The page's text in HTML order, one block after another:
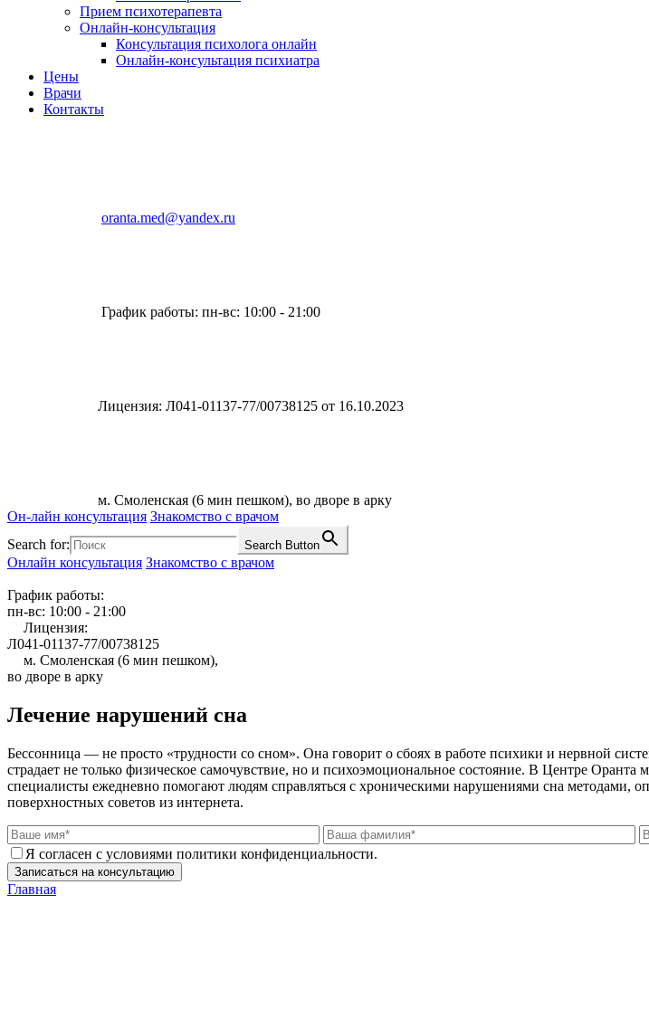
Прием психотерапевта
Онлайн-консультация
Консультация психолога онлайн
Онлайн-консультация психиатра
Цены
Врачи
Контакты
oranta.med@yandex.ru
График работы: пн-вс: 10:00 - 21:00
Лицензия: Л041-01137-77/00738125 от 16.10.2023
м. Смоленская (6 мин пешком), во дворе в арку
Он-лайн консультация Знакомство с врачом
Search for:
Search Button
Онлайн консультация Знакомство с врачом
График работы:
пн-вс: 10:00 - 21:00
Лицензия:
Л041-01137-77/00738125
м. Смоленская (6 мин пешком),
во дворе в арку
Лечение нарушений сна
Бессонница — не просто «трудности со сном». Она говорит о сбоях в работе психики и нервной
страдает не только физическое самочувствие, но и психоэмоциональное состояние. В Центре
специалисты ежедневно помогают людям справляться с хроническими нарушениями сна
поверхностных советов из интернета.
Я согласен с условиями политики конфиденциальности.
Главная